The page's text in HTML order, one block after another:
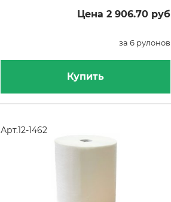
Цена 2 906.70 руб
за 6 рулонов
Купить
Арт.12-1462